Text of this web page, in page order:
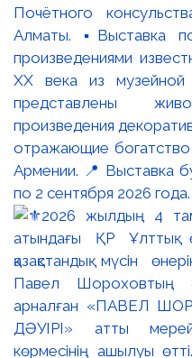
Почётного
Алматы. ▪️Выставка
произведениями
XX века из музейной
представлены
произведения
отражающие
Армении. 📍 Выставка
по 2 сентября 2026 года.